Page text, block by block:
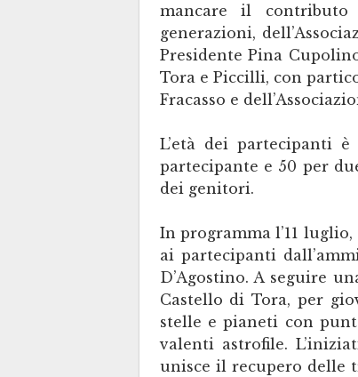
mancare il
generazioni,
Presidente Pina
Tora e Piccilli, con
Fracasso e
L’età dei partecipanti
partecipante e 50 per
dei genitori.
In programma l’11
ai partecipanti
D’Agostino. A seguire
Castello di Tora, per
stelle e pianeti con
valenti astrofile.
unisce il recupero delle